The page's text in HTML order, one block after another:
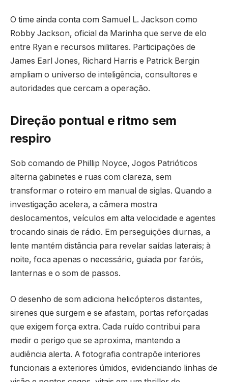
O time ainda conta com Samuel L. Jackson como
Robby Jackson, oficial da Marinha que serve de elo
entre Ryan e recursos militares. Participações de
James Earl Jones, Richard Harris e Patrick Bergin
ampliam o universo de inteligência, consultores e
autoridades que cercam a operação.
Direção pontual e ritmo sem
respiro
Sob comando de Phillip Noyce, Jogos Patrióticos
alterna gabinetes e ruas com clareza, sem
transformar o roteiro em manual de siglas. Quando a
investigação acelera, a câmera mostra
deslocamentos, veículos em alta velocidade e agentes
trocando sinais de rádio. Em perseguições diurnas, a
lente mantém distância para revelar saídas laterais; à
noite, foca apenas o necessário, guiada por faróis,
lanternas e o som de passos.
O desenho de som adiciona helicópteros distantes,
sirenes que surgem e se afastam, portas reforçadas
que exigem força extra. Cada ruído contribui para
medir o perigo que se aproxima, mantendo a
audiência alerta. A fotografia contrapõe interiores
funcionais a exteriores úmidos, evidenciando linhas de